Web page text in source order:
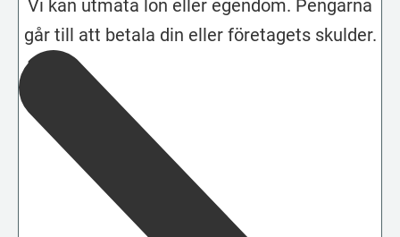
Vi kan utmäta lön eller egendom. Pengarna
går till att betala din eller företagets skulder.